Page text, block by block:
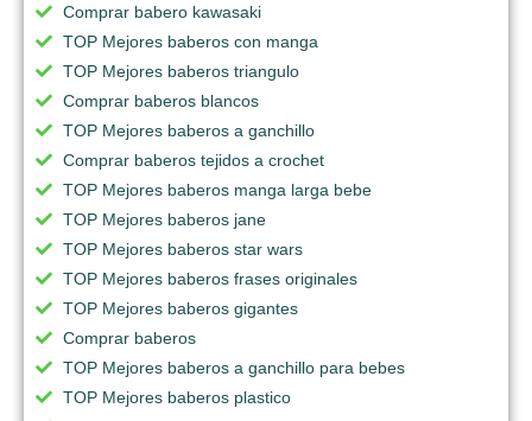
Comprar babero kawasaki
TOP Mejores baberos con manga
TOP Mejores baberos triangulo
Comprar baberos blancos
TOP Mejores baberos a ganchillo
Comprar baberos tejidos a crochet
TOP Mejores baberos manga larga bebe
TOP Mejores baberos jane
TOP Mejores baberos star wars
TOP Mejores baberos frases originales
TOP Mejores baberos gigantes
Comprar baberos
TOP Mejores baberos a ganchillo para bebes
TOP Mejores baberos plastico